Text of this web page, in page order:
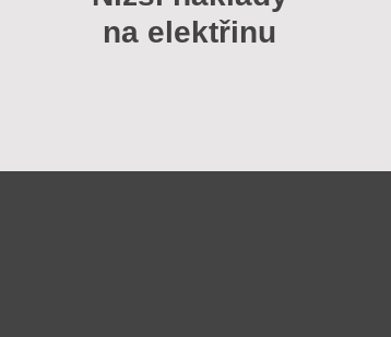
na elektřinu